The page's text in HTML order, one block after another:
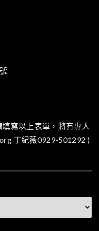
寫以上表單，將有專人
丁紀薇0929-501292 )